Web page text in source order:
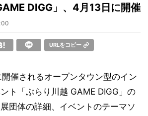
DIGG」、4月13日に開催
URLをコピー
催されるオープンタウン型のイン
ト「ぶらり川越 GAME DIGG」の
団体の詳細、イベントのテーマソ